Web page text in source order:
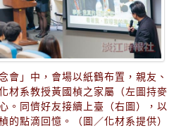
會」中，會場以紙鶴布置，親友、
材系教授黃國楨之家屬（左圖持麥
。同儕好友接續上臺（右圖），以
的點滴回憶。（圖／化材系提供）